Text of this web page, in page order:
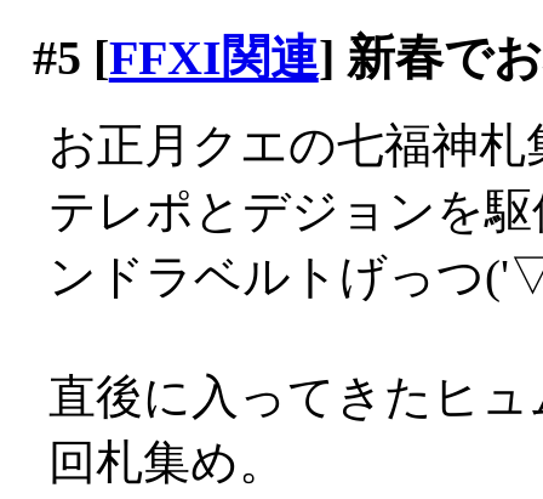
#5 [FFXI関連] 新春で
お正月クエの七福神札
テレポとデジョンを
ンドラベルトげっつ
直後に入ってきたヒ
回札集め。